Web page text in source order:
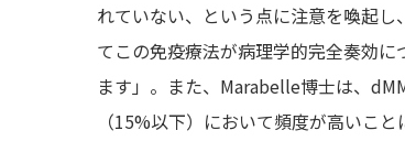
れていない、という点に注意を喚起
てこの免疫療法が病理学的完全奏効
ます」。また、Marabelle博士は、
（15%以下）において頻度が高いこと